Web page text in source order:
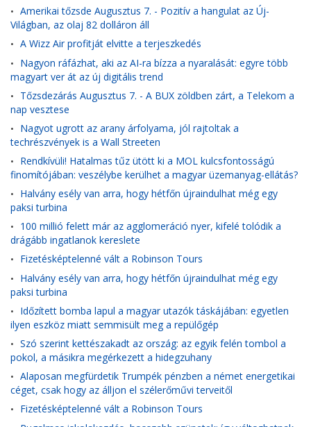
• Amerikai tőzsde Augusztus 7. - Pozitív a hangulat az Új-
Világban, az olaj 82 dolláron áll
• A Wizz Air profitját elvitte a terjeszkedés
• Nagyon ráfázhat, aki az AI-ra bízza a nyaralását: egyre több
magyart ver át az új digitális trend
• Tőzsdezárás Augusztus 7. - A BUX zöldben zárt, a Telekom a
nap vesztese
• Nagyot ugrott az arany árfolyama, jól rajtoltak a
techrészvények is a Wall Streeten
• Rendkívüli! Hatalmas tűz ütött ki a MOL kulcsfontosságú
finomítójában: veszélybe kerülhet a magyar üzemanyag-ellátás?
• Halvány esély van arra, hogy hétfőn újraindulhat még egy
paksi turbina
• 100 millió felett már az agglomeráció nyer, kifelé tolódik a
drágább ingatlanok kereslete
• Fizetésképtelenné vált a Robinson Tours
• Halvány esély van arra, hogy hétfőn újraindulhat még egy
paksi turbina
• Időzített bomba lapul a magyar utazók táskájában: egyetlen
ilyen eszköz miatt semmisült meg a repülőgép
• Szó szerint kettészakadt az ország: az egyik felén tombol a
pokol, a másikra megérkezett a hidegzuhany
• Alaposan megfürdetik Trumpék pénzben a német energetikai
céget, csak hogy az álljon el szélerőművi terveitől
• Fizetésképtelenné vált a Robinson Tours